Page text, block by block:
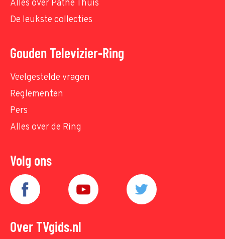
Alles over Pathé Thuis
De leukste collecties
Gouden Televizier-Ring
Veelgestelde vragen
Reglementen
Pers
Alles over de Ring
Volg ons
Over TVgids.nl